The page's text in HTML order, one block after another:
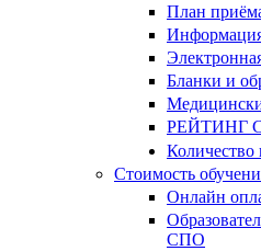
План
Бланки и
РЕЙТИНГ
Количество
Стоимость
Онлайн
СПО